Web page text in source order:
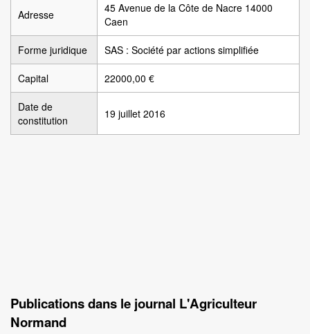
Adresse
45 Avenue de la Côte de Nacre 14000
Caen
Forme juridique SAS : Société par actions simplifiée
Capital 22000,00 €
Date de
constitution
19 juillet 2016
Publications dans le journal L'Agriculteur
Normand